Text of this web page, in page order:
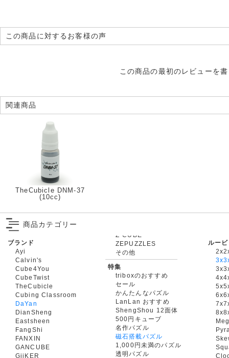
この商品に対するお客様の声
この商品の最初のレビューを
関連商品
TheCubicle DNM-37
(10cc)
商品カテゴリー
ブランド
Ayi
Calvin's
Cube4You
CubeTwist
TheCubicle
Cubing Classroom
DaYan
DianSheng
Eastsheen
FangShi
FANXIN
GANCUBE
GiiKER
ZEPUZZLES
その他
特集
triboxのおすすめ
セール
かんたんなパズル
LanLan おすすめ
ShengShou 12面体
500円キューブ
名作パズル
磁石搭載パズル
1,000円未満のパズル
透明パズル
ルー